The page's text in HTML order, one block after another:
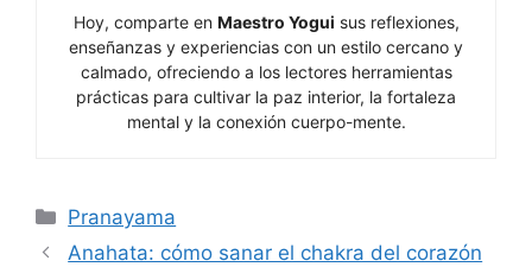
Hoy, comparte en Maestro Yogui sus reflexiones,
enseñanzas y experiencias con un estilo cercano y
calmado, ofreciendo a los lectores herramientas
prácticas para cultivar la paz interior, la fortaleza
mental y la conexión cuerpo-mente.
Categorías
Pranayama
Anahata: cómo sanar el chakra del corazón